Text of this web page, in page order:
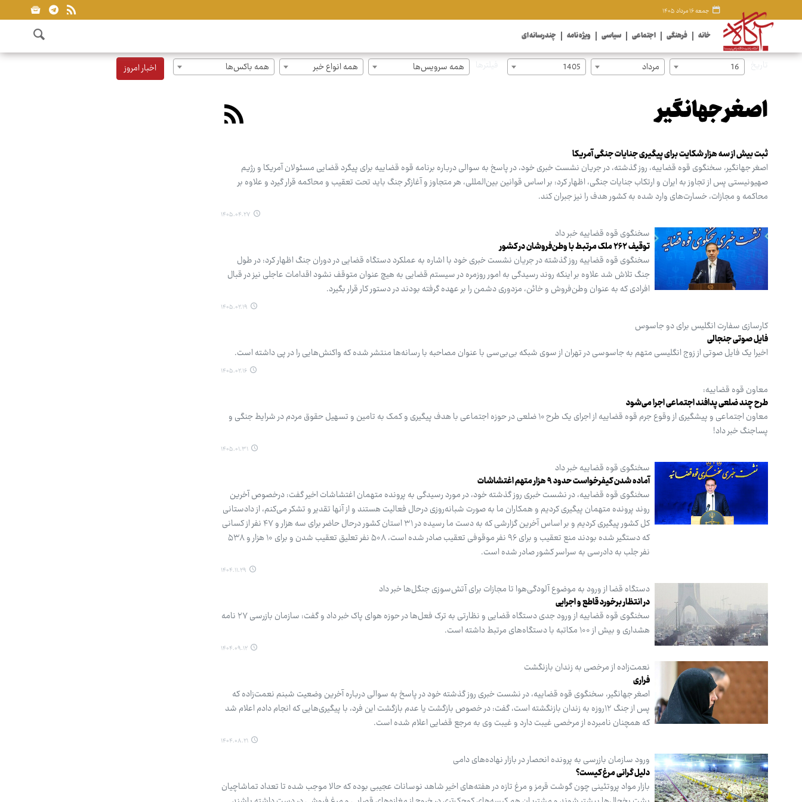
جمعه ۱۶ مرداد ۱۴۰۵
خانه فرهنگی اجتماعی سیاسی ویژه نامه چندرسانه ای
16 مرداد 1405 همه سرویس‌ها همه انواع خبر همه باکس‌ها اخبار امروز
اصغر جهانگیر
ثبت بیش از سه هزار شکایت برای پیگیری جنایات جنگی آمریکا
اصغر جهانگیر، سخنگوی قوه قضاییه، روز گذشته، در جریان نشست خبری خود، در پاسخ به سوالی درباره برنامه قوه قضاییه برای پیگرد قضایی مسئولان آمریکا و رژیم
صهیونیستی پس از تجاوز به ایران و ارتکاب جنایات جنگی، اظهار کرد: بر اساس قوانین بین‌المللی، هر متجاوز و آغازگر جنگ باید تحت تعقیب و محاکمه قرار گیرد و علاوه بر
محاکمه و مجازات، خسارت‌های وارد شده به کشور هدف را نیز جبران کند.
۱۴۰۵.۰۴.۲۷
سخنگوی قوه قضاییه خبر داد
توقیف ۲۶۲ ملک مرتبط با وطن‌فروشان در کشور
سخنگوی قوه قضاییه روز گذشته در جریان نشست خبری خود با اشاره به عملکرد دستگاه قضایی در دوران جنگ اظهار کرد: در طول
جنگ تلاش شد علاوه بر اینکه روند رسیدگی به امور روزمره در سیستم قضایی به هیچ عنوان متوقف نشود اقدامات عاجلی نیز در قبال
افرادی که به عنوان وطن‌فروش و خائن، مزدوری دشمن را بر عهده گرفته بودند در دستور کار قرار بگیرد.
۱۴۰۵.۰۲.۱۹
کارسازی سفارت انگلیس برای دو جاسوس
فایل صوتی جنجالی
اخیرا یک فایل صوتی از زوج انگلیسی متهم به جاسوسی در تهران از سوی شبکه بی‌بی‌سی با عنوان مصاحبه با رسانه‌ها منتشر شده که واکنش‌هایی را در پی داشته است.
۱۴۰۵.۰۲.۱۶
معاون قوه قضاییه:
طرح چند ضلعی پدافند اجتماعی اجرا می‌شود
معاون اجتماعی و پیشگیری از وقوع جرم قوه قضاییه از اجرای یک طرح ۱۰ ضلعی در حوزه اجتماعی با هدف پیگیری و کمک به تامین و تسهیل حقوق مردم در شرایط جنگی و
پساجنگ خبر داد!
۱۴۰۵.۰۱.۳۱
سخنگوی قوه قضاییه خبر داد
آماده شدن کیفرخواست حدود ۹ هزار متهم اغتشاشات
سخنگوی قوه قضاییه، در نشست خبری روز گذشته خود، در مورد رسیدگی به پرونده متهمان اغتشاشات اخیر گفت: درخصوص آخرین
روند پرونده متهمان پیگیری کردیم و همکاران ما به صورت شبانه‌روزی درحال فعالیت هستند و از آنها تقدیر و تشکر می‌کنم، از دادستانی
کل کشور پیگیری کردیم و بر اساس آخرین گزارشی که به دست ما رسیده در ۳۱ استان کشور درحال حاضر برای سه هزار و ۴۷ نفر از کسانی
که دستگیر شده بودند منع تعقیب و برای ۹۶ نفر موقوفی تعقیب صادر شده است، ۵۰۸ نفر تعلیق تعقیب شدن و برای ۱۰ هزار و ۵۳۸
نفر جلب به دادرسی به سراسر کشور صادر شده است.
۱۴۰۴.۱۱.۲۹
دستگاه قضا از ورود به موضوع آلودگی‌هوا تا مجازات برای آتش‌سوزی جنگل‌ها خبر داد
در انتظار برخورد قاطع و اجرایی
سخنگوی قوه قضاییه از ورود جدی دستگاه قضایی و نظارتی به ترک فعل‌ها در حوزه هوای پاک خبر داد و گفت: سازمان بازرسی ۲۷ نامه
هشداری و بیش از ۱۰۰ مکاتبه با دستگاه‌های مرتبط داشته است.
۱۴۰۴.۰۹.۱۲
نعمت‌زاده از مرخصی به زندان بازنگشت
فراری
اصغر جهانگیر، سخنگوی قوه قضاییه، در نشست خبری روز گذشته خود در پاسخ به سوالی درباره آخرین وضعیت شبنم نعمت‌زاده که
پس از جنگ ۱۲روزه به زندان بازنگشته است، گفت: در خصوص بازگشت یا عدم بازگشت این فرد، با پیگیری‌هایی که انجام دادم اعلام شد
که همچنان نامبرده از مرخصی غیبت دارد و غیبت وی به مرجع قضایی اعلام شده است.
۱۴۰۴.۰۸.۲۱
ورود سازمان بازرسی به پرونده انحصار در بازار نهاده‌های دامی
دلیل گرانی مرغ کیست؟
بازار مواد پروتئینی چون گوشت قرمز و مرغ تازه در هفته‌های اخیر شاهد نوسانات عجیبی بوده که حالا موجب شده تا تعداد تماشاچیان